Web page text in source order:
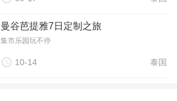
曼谷芭提雅7日定制之旅
集市乐园玩不停
 10-14 泰国